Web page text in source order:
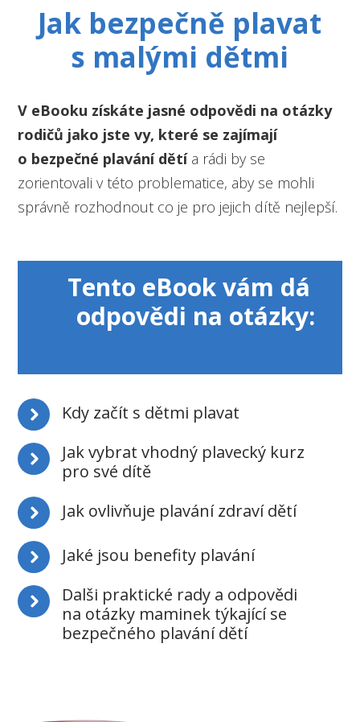
Jak bezpečně plavat
s malými dětmi
V eBooku získáte jasné odpovědi na otázky
rodičů jako jste vy, které se zajímají
o bezpečné plavání dětía rádi by se
zorientovali v této problematice, aby se mohli
správně rozhodnout co je pro jejich dítě nejlepší.
Tento eBookvám dá
odpovědi na otázky:
Kdy začít s dětmi plavat
Jak vybrat vhodný plavecký kurz
pro své dítě
Jak ovlivňuje plavání zdraví dětí
Jaké jsou benefity plavání
Dalši praktické rady a odpovědi
na otázky maminek týkající se
bezpečného plavání dětí